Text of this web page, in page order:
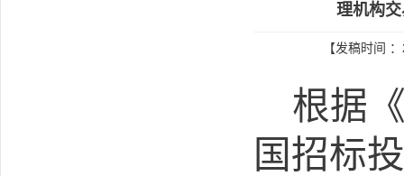
理机构
【发稿时间
根据
国招标